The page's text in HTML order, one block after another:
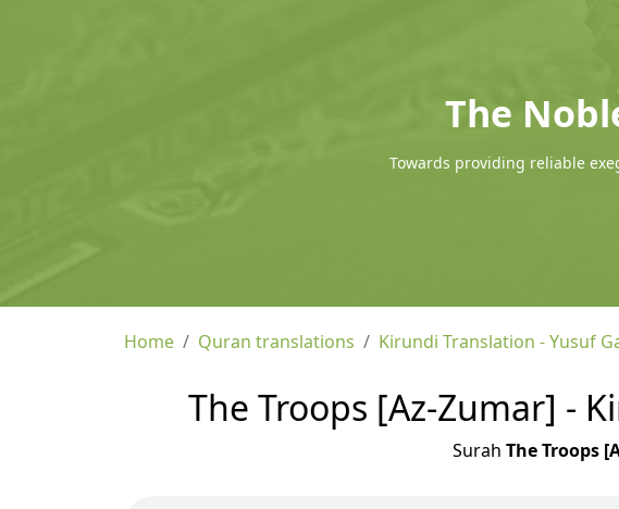
The
Towards providing reliable
Home Quran translations Kirundi Translation - Yusuf
The Troops [Az-Zumar] -
Surah The Troops